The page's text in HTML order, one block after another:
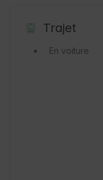
Trajet
En voiture